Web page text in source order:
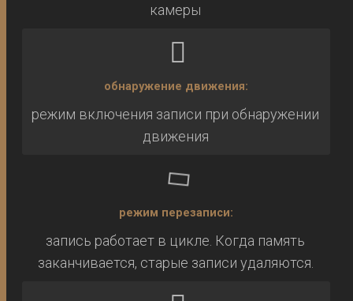
камеры
обнаружение движения:
режим включения записи при обнаружении
движения
режим перезаписи:
запись работает в цикле. Когда память
заканчивается, старые записи удаляются.